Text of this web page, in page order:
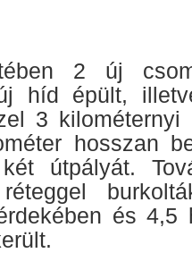
2 új
híd épült,
3 kilométernyi
hosszan
útpályát.
és 4,5